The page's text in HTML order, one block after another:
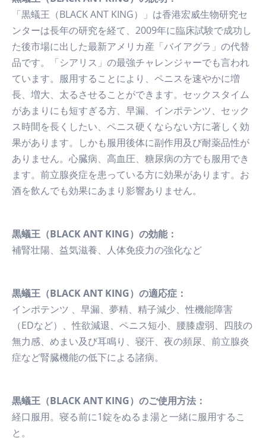
「黒蟻王（BLACK ANT KING）」は香港宏威生物研究セ
ンターは長年の研究を経て、2009年に臨床試験で成功し
た後市場に出した最新アメリカ産「バイアグラ」の代替
品です。「シアリス」の最強チャレンジャーでも言われ
ています。服用することにより、ペニスを速やかに増
長、増大、太るさせることができます。セックスタイム
があまりにも短すぎる方、早漏、インポテンツ、セック
ス時間を長くしたい、ペニス硬くならない方に著しく効
果があります。しかも服用後体に副作用及び耐薬品性が
ありません。心臓病、高血圧、糖尿病の方でも服用でき
ます。前立腺炎症を患っている方に効果があります。お
酒を飲んでも効果にあまり影響ありません。
黒蟻王（BLACK ANT KING）の効能：
補腎壮陽、益気滋養、人体免疫力の強化など
黒蟻王（BLACK ANT KING）の適応症：
インポテンツ 、早漏、夢精、精子減少、性機能障害
（EDなど）、性欲減退、ペニス短小、腰膝虚弱、四肢の
無力感、めまい及び耳鳴り、寝汗、夜の頻尿、前立腺炎
症など腎臓機能の低下による諸病。
黒蟻王（BLACK ANT KING）のご使用方法：
経口服用。寝る前に1錠をぬるま湯と一緒に服用するこ
と。